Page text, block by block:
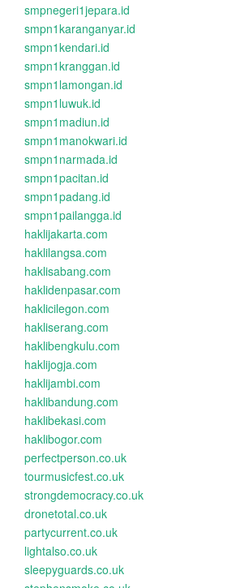
smpnegeri1jepara.id
smpn1karanganyar.id
smpn1kendari.id
smpn1kranggan.id
smpn1lamongan.id
smpn1luwuk.id
smpn1madiun.id
smpn1manokwari.id
smpn1narmada.id
smpn1pacitan.id
smpn1padang.id
smpn1pailangga.id
haklijakarta.com
haklilangsa.com
haklisabang.com
haklidenpasar.com
haklicilegon.com
hakliserang.com
haklibengkulu.com
haklijogja.com
haklijambi.com
haklibandung.com
haklibekasi.com
haklibogor.com
perfectperson.co.uk
tourmusicfest.co.uk
strongdemocracy.co.uk
dronetotal.co.uk
partycurrent.co.uk
lightalso.co.uk
sleepyguards.co.uk